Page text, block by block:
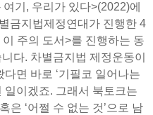
기, 우리가 있다>(2022)에
금지법제정연대가 진행한 4
주의 도서>를 진행하는 동
다. 차별금지법 제정운동이
면 바로 ‘기필코 일어나는
일이겠죠. 그래서 북토크는
은 ‘어쩔 수 없는 것’으로 남